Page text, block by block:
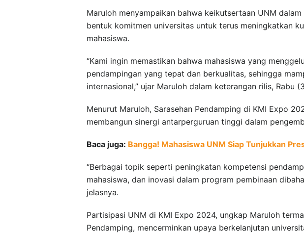
Maruloh menyampaikan bahwa keikutsertaan UNM
bentuk komitmen universitas untuk terus meningkatkan
mahasiswa.
“Kami ingin memastikan bahwa mahasiswa yang
pendampingan yang tepat dan berkualitas, sehingga
internasional,” ujar Maruloh dalam keterangan rilis, Rabu
Menurut Maruloh, Sarasehan Pendamping di KMI Expo
membangun sinergi antarperguruan tinggi dalam
Baca juga: Bangga! Mahasiswa UNM Siap Tunjukkan
“Berbagai topik seperti peningkatan kompetensi
mahasiswa, dan inovasi dalam program pembinaan
jelasnya.
Partisipasi UNM di KMI Expo 2024, ungkap Maruloh
Pendamping, mencerminkan upaya berkelanjutan